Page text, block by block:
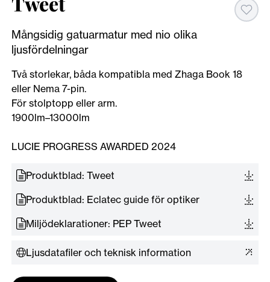
Mångsidig gatuarmatur med nio olika
ljusfördelningar
Två storlekar, båda kompatibla med Zhaga Book 18
eller Nema 7-pin.
För stolptopp eller arm.
1900lm–13000lm
LUCIE PROGRESS AWARDED 2024
Produktblad: Tweet
Produktblad: Eclatec guide för optiker
Miljödeklarationer: PEP Tweet
Ljusdatafiler och teknisk information